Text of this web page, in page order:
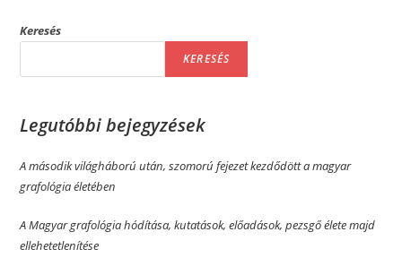
Keresés
KERESÉS
Legutóbbi bejegyzések
A második világháború után, szomorú fejezet kezdődött a magyar
grafológia életében
A Magyar grafológia hódítása, kutatások, előadások, pezsgő élete majd
ellehetetlenítése